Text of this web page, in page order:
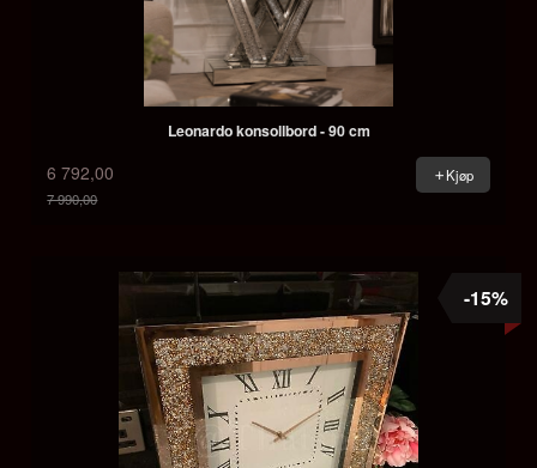
Leonardo konsollbord - 90 cm
6 792,00
7 990,00
Kjøp
-15%